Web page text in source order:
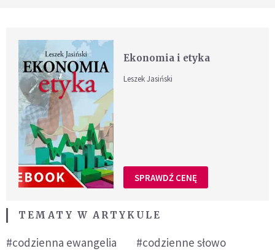
Ekonomia i etyka
Leszek Jasiński
SPRAWDŹ CENĘ
TEMATY W ARTYKULE
#codzienna ewangelia
#codzienne słowo